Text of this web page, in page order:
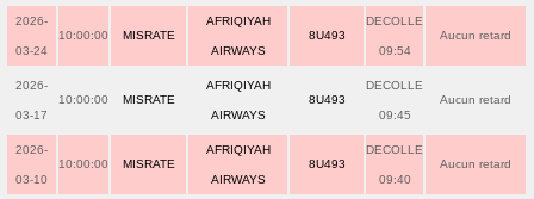
2026-
03-24
10:00:00 MISRATE
AFRIQIYAH
AIRWAYS
8U493
DECOLLE
09:54
Aucun retard
2026-
03-17
10:00:00 MISRATE
AFRIQIYAH
AIRWAYS
8U493
DECOLLE
09:45
Aucun retard
2026-
03-10
10:00:00 MISRATE
AFRIQIYAH
AIRWAYS
8U493
DECOLLE
09:40
Aucun retard